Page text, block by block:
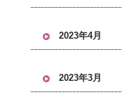
2023年4月
2023年3月